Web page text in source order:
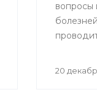
вопросы
20